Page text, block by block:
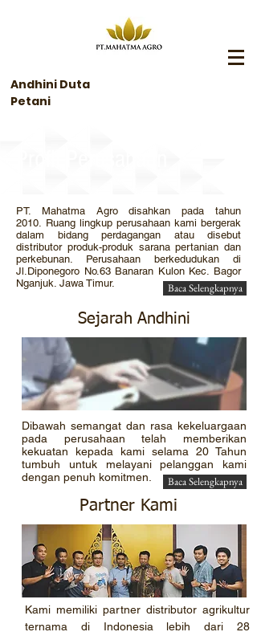
Andhini Duta
Petani
PT. Mahatma Agro disahkan pada tahun
2010. Ruang lingkup perusahaan kami bergerak
dalam bidang perdagangan atau disebut
distributor produk-produk sarana pertanian dan
perkebunan. Perusahaan berkedudukan di
Jl.Diponegoro No.63 Banaran Kulon Kec. Bagor
Nganjuk. Jawa Timur.
Baca Selengkapnya
Sejarah Andhini
Dibawah semangat dan rasa kekeluargaan
pada perusahaan telah memberikan
kekuatan kepada kami selama 20 Tahun
tumbuh untuk melayani pelanggan kami
dengan penuh komitmen.
Baca Selengkapnya
Partner Kami
Kami memiliki partner distributor agrikultur
ternama di Indonesia lebih dari 28